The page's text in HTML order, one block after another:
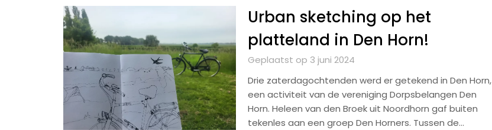
Urban sketching op het
platteland in Den Horn!
Geplaatst op 3 juni 2024
Drie zaterdagochtenden werd er getekend in Den Horn,
een activiteit van de vereniging Dorpsbelangen Den
Horn. Heleen van den Broek uit Noordhorn gaf buiten
tekenles aan een groep Den Horners. Tussen de…